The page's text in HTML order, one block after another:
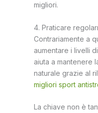
migliori.
4. Praticare
Contrariamente a
aumentare i livelli
aiuta a mantenere
naturale grazie al
migliori sport
La chiave non è